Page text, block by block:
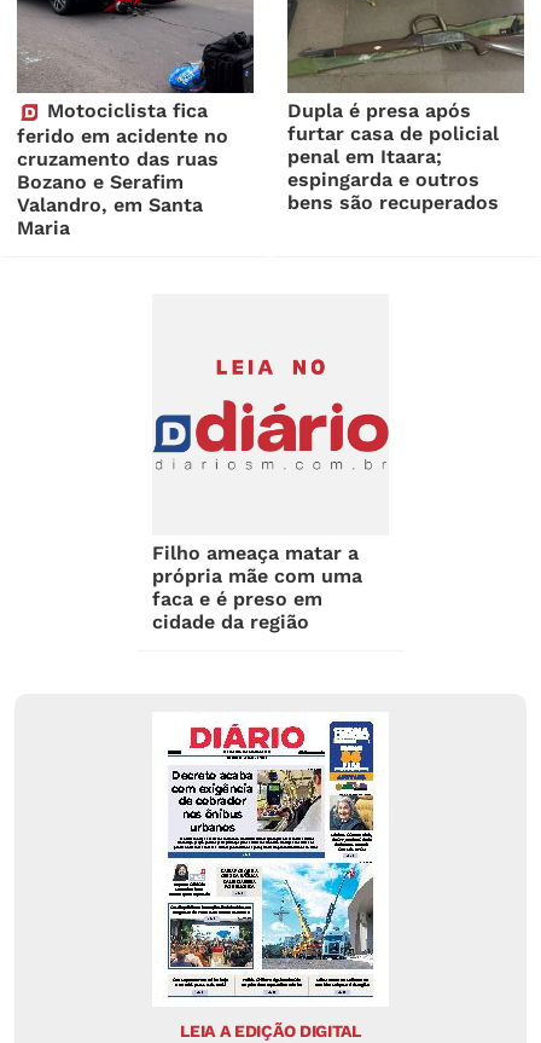
Motociclista fica
ferido em acidente no
cruzamento das ruas
Bozano e Serafim
Valandro, em Santa
Maria
Dupla é presa após
furtar casa de policial
penal em Itaara;
espingarda e outros
bens são recuperados
Filho ameaça matar a
própria mãe com uma
faca e é preso em
cidade da região
LEIA A EDIÇÃO DIGITAL